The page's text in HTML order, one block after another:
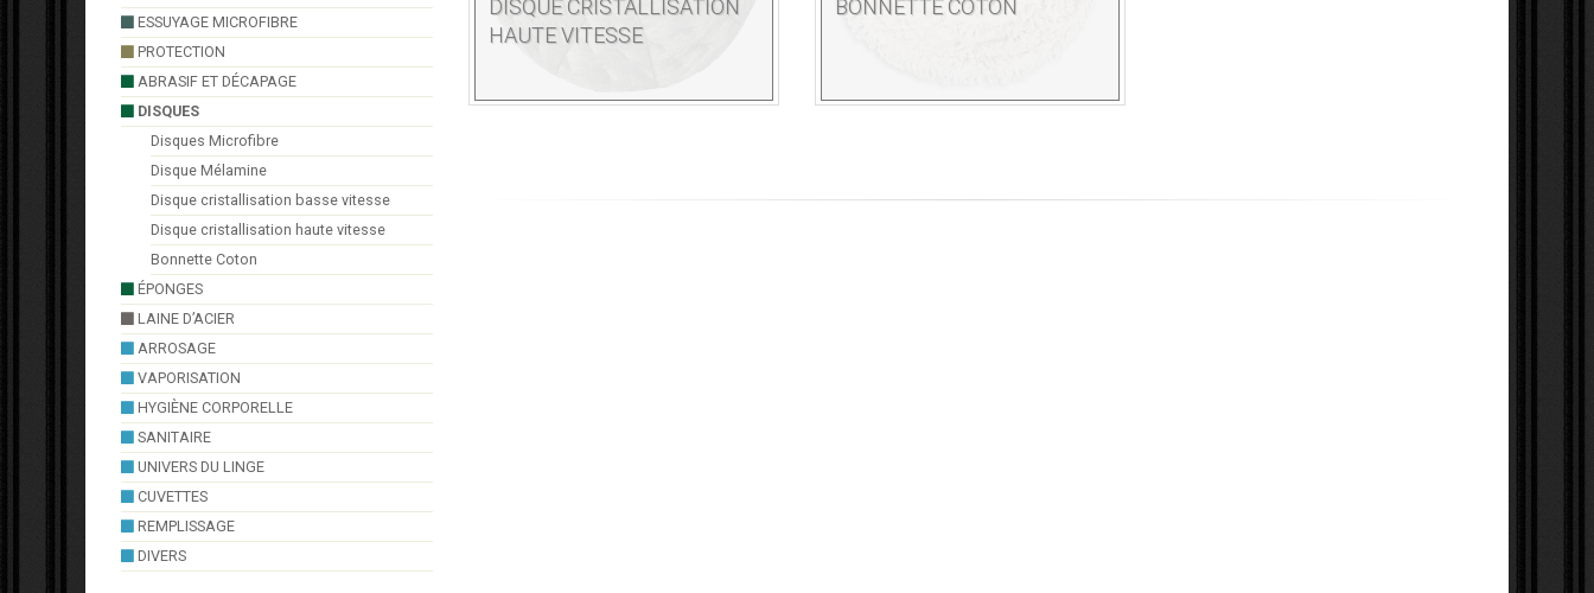
ESSUYAGE MICROFIBRE
PROTECTION
ABRASIF ET DÉCAPAGE
DISQUES
Disques Microfibre
Disque Mélamine
Disque cristallisation basse vitesse
Disque cristallisation haute vitesse
Bonnette Coton
ÉPONGES
LAINE D’ACIER
ARROSAGE
VAPORISATION
HYGIÈNE CORPORELLE
SANITAIRE
UNIVERS DU LINGE
CUVETTES
REMPLISSAGE
DIVERS
DISQUE CRISTALLISATION
HAUTE VITESSE
BONNETTE COTON